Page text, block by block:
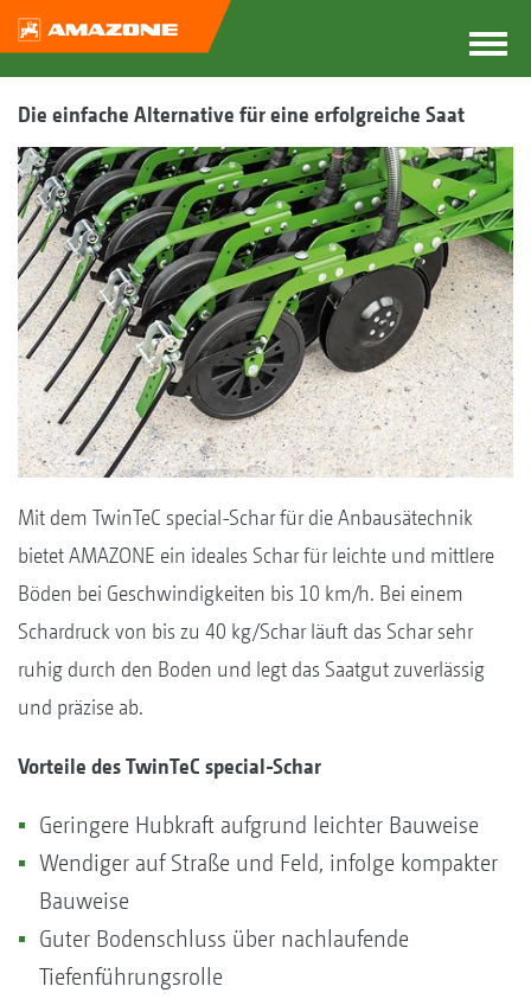
Die einfache Alternative für eine erfolgreiche Saat
Mit dem TwinTeC special-Schar für die Anbausätechnik
bietet AMAZONE ein ideales Schar für leichte und mittlere
Böden bei Geschwindigkeiten bis 10 km/h. Bei einem
Schardruck von bis zu 40 kg/Schar läuft das Schar sehr
ruhig durch den Boden und legt das Saatgut zuverlässig
und präzise ab.
Vorteile des TwinTeC special-Schar
Geringere Hubkraft aufgrund leichter Bauweise
Wendiger auf Straße und Feld, infolge kompakter
Bauweise
Guter Bodenschluss über nachlaufende
Tiefenführungsrolle